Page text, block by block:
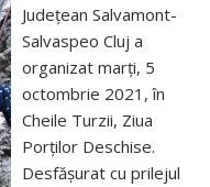
Județean Salvamont-
Salvaspeo Cluj a
organizat marți, 5
octombrie 2021, în
Cheile Turzii, Ziua
Porților Deschise.
Desfășurat cu prilejul